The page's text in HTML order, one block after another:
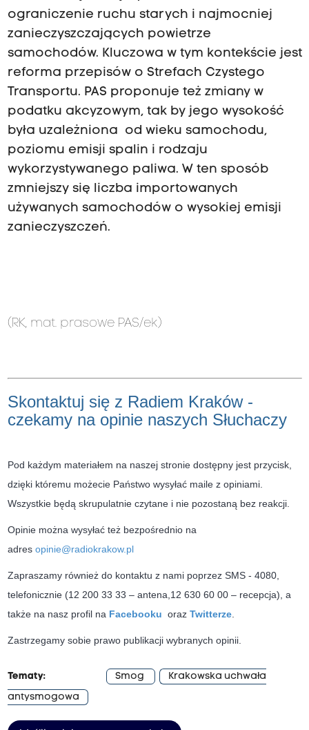
ograniczenie ruchu starych i najmocniej
zanieczyszczających powietrze
samochodów. Kluczowa w tym kontekście jest
reforma przepisów o Strefach Czystego
Transportu. PAS proponuje też zmiany w
podatku akcyzowym, tak by jego wysokość
była uzależniona od wieku samochodu,
poziomu emisji spalin i rodzaju
wykorzystywanego paliwa. W ten sposób
zmniejszy się liczba importowanych
używanych samochodów o wysokiej emisji
zanieczyszczeń.
(RK, mat. prasowe PAS/ek)
Skontaktuj się z Radiem Kraków -
czekamy na opinie naszych Słuchaczy
Pod każdym materiałem na naszej stronie dostępny jest przycisk,
dzięki któremu możecie Państwo wysyłać maile z opiniami.
Wszystkie będą skrupulatnie czytane i nie pozostaną bez reakcji.
Opinie można wysyłać też bezpośrednio na
adres opinie@radiokrakow.pl
Zapraszamy również do kontaktu z nami poprzez SMS - 4080,
telefonicznie (12 200 33 33 – antena,12 630 60 00 – recepcja), a
także na nasz profil na Facebooku oraz Twitterze.
Zastrzegamy sobie prawo publikacji wybranych opinii.
Tematy: Smog
Krakowska uchwała
antysmogowa